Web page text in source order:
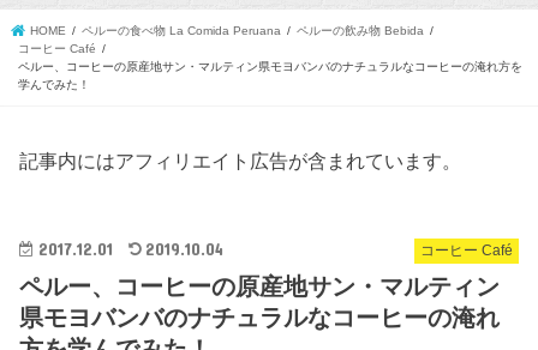
HOME ペルーの食べ物 La Comida Peruana
ペルーの飲み物 Bebida
コーヒー Café
ペルー、コーヒーの原産地サン・マルティン県モヨバンバのナチュラルなコーヒーの淹れ方を
学んでみた！
記事内にはアフィリエイト広告が含まれています。
コーヒー Café
2017.12.01 2019.10.04
ペルー、コーヒーの原産地サン・マルティン
県モヨバンバのナチュラルなコーヒーの淹れ